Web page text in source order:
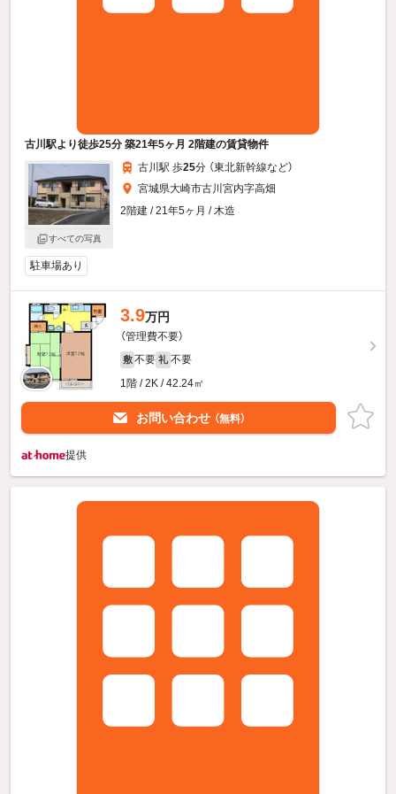
古川駅より徒歩25分 築21年5ヶ月 2階建の賃貸物件
すべての写真
古川駅 歩25分 （東北新幹線など）
宮城県大崎市古川宮内字高畑
2階建 / 21年5ヶ月 / 木造
駐車場あり
3.9万円
（管理費不要）
敷 不要 礼 不要
1階 / 2K / 42.24㎡
お問い合わせ （無料）
提供